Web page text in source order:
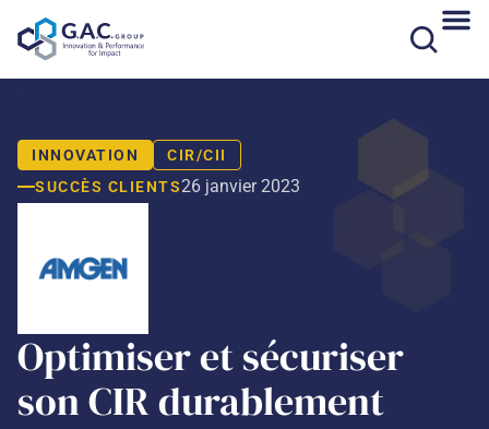
au
INNOVATION
CIR/CII
SUCCÈS CLIENTS26 janvier 2023
Optimiser et sécuriser
son CIR durablement